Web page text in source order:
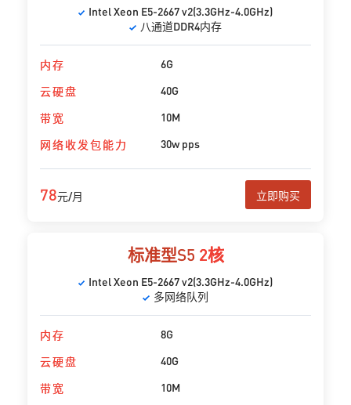
Intel Xeon E5-2667 v2(3.3GHz-4.0GHz)
八通道DDR4内存
内存
6G
云硬盘
40G
带宽
10M
网络收发包能力
30w pps
78元/月 立即购买
标准型S5 2核
Intel Xeon E5-2667 v2(3.3GHz-4.0GHz)
多网络队列
内存
8G
云硬盘
40G
带宽
10M